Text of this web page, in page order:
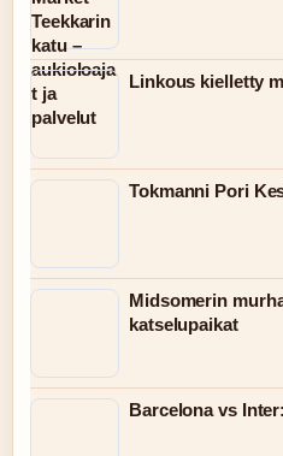
Linkous kielletty
Tokmanni Pori
Midsomerin
katselupaikat
Barcelona vs